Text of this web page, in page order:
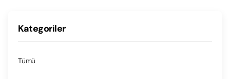
Kategoriler
Tümü